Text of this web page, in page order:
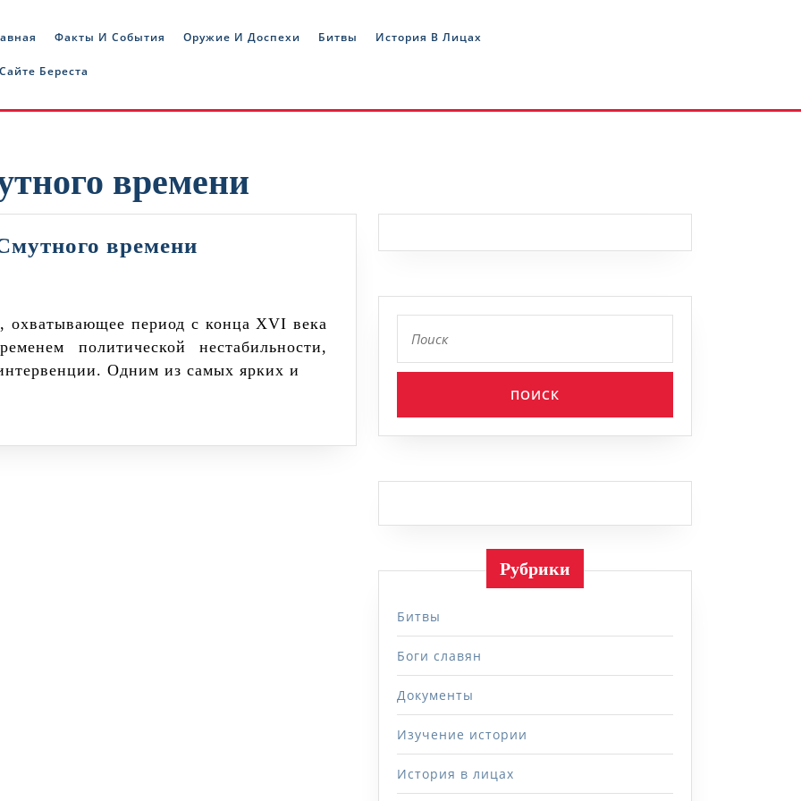
Факты И События Оружие И Доспехи Битвы История В Лицах
Береста
времени
времени
битвах
Смутного
времени
политической нестабильности,
Одним из самых ярких и
Рубрики
Битвы
Боги славян
Документы
Изучение истории
История в лицах